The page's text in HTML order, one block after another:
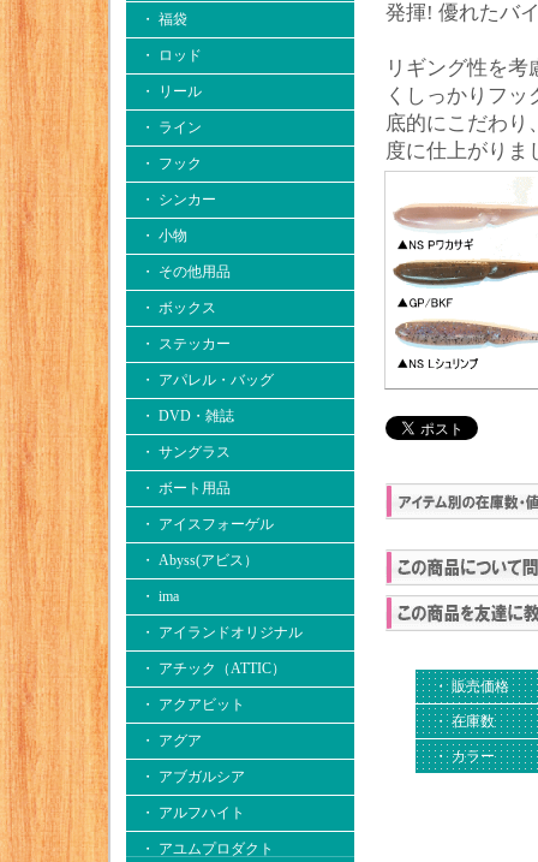
・ 福袋
・ ロッド
・ リール
・ ライン
・ フック
・ シンカー
・ 小物
・ その他用品
・ ボックス
・ ステッカー
・ アパレル・バッグ
・ DVD・雑誌
・ サングラス
・ ボート用品
・ アイスフォーゲル
・ Abyss(アビス）
・ ima
・ アイランドオリジナル
・ アチック（ATTIC）
・ アクアビット
・ アグア
・ アブガルシア
・ アルフハイト
・ アユムプロダクト
発揮! 優れたバ
リギング性を
くしっかりフ
底的にこだわり
度に仕上がりま
・ 販売価格
・ 在庫数
・ カラー